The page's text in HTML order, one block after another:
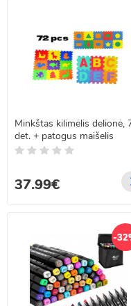
Minkštas kilimėlis delionė,
det. + patogus maišelis
37.99€
-